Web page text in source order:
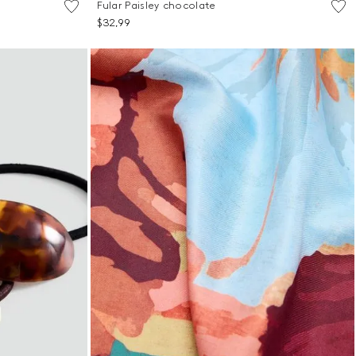
Talla Única
Fular Paisley chocolate
$32 99